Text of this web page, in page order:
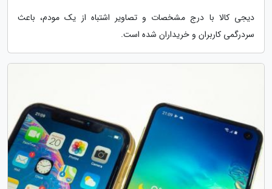
دیجی کالا با درج مشخصات و تصاویر اشتباه از یک مودم، باعث
سردرگمی کاربران و خریداران شده است.